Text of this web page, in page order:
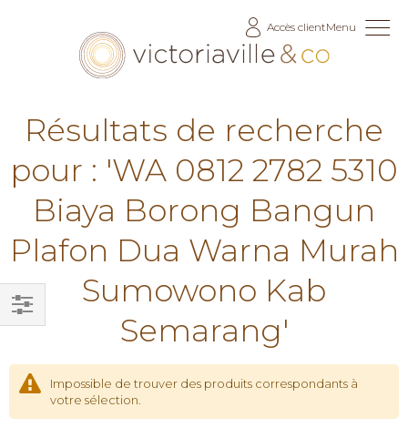
Accès clientMenu
Résultats de recherche
pour : 'WA 0812 2782 5310
Biaya Borong Bangun
Plafon Dua Warna Murah
Sumowono Kab
Semarang'
Impossible de trouver des produits correspondants à
votre sélection.
Filtrer